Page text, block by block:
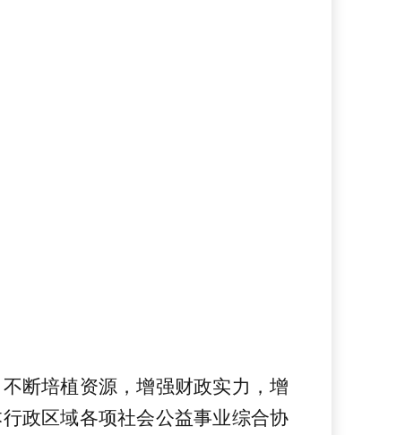
断培植资源，增强财政实力，增
政区域各项社会公益事业综合协